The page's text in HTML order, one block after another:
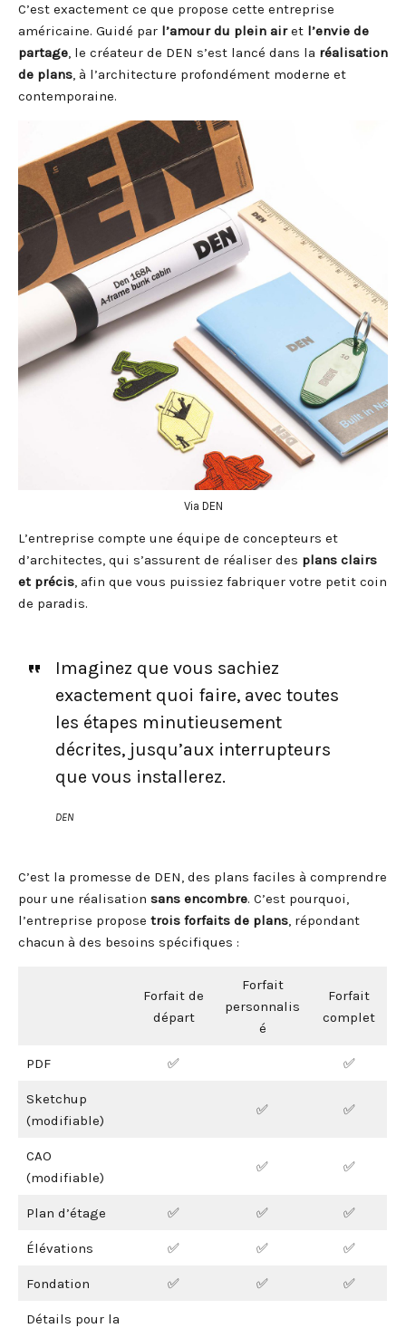
C’est exactement ce que propose cette entreprise
américaine. Guidé par l’amour du plein airet l’envie de
partage, le créateur de DEN s’est lancé dans la réalisation
de plans, à l’architecture profondément moderne et
contemporaine.
Via DEN
L’entreprise compte une équipe de concepteurs et
d’architectes, qui s’assurent de réaliser des plans clairs
et précis, afin que vous puissiez fabriquer votre petit coin
de paradis.
Imaginez que vous sachiez
exactement quoi faire, avec toutes
les étapes minutieusement
décrites, jusqu’aux interrupteurs
que vous installerez.
DEN
C’est la promesse de DEN, des plans faciles à comprendre
pour une réalisation sans encombre. C’est pourquoi,
l’entreprise propose trois forfaits de plans, répondant
chacun à des besoins spécifiques :
Forfait de
départ
Forfait
personnalis
é
Forfait
complet
PDF ✅ ✅
Sketchup
(modifiable)
✅ ✅
CAO
(modifiable)
✅ ✅
Plan d’étage ✅ ✅ ✅
Élévations ✅ ✅ ✅
Fondation ✅ ✅ ✅
Détails pour la